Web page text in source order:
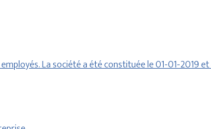
La société a été constituée le 01-01-2019